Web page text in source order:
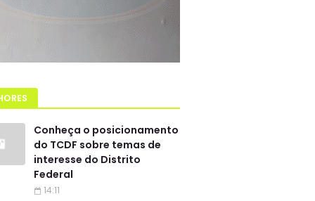
Conheça o posicionamento
do TCDF sobre temas de
interesse do Distrito
Federal
14:11